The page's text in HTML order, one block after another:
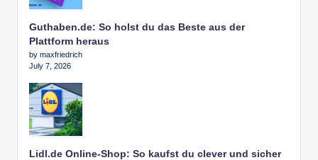
Guthaben.de: So holst du das Beste aus der
Plattform heraus
by maxfriedrich
July 7, 2026
Lidl.de Online-Shop: So kaufst du clever und sicher